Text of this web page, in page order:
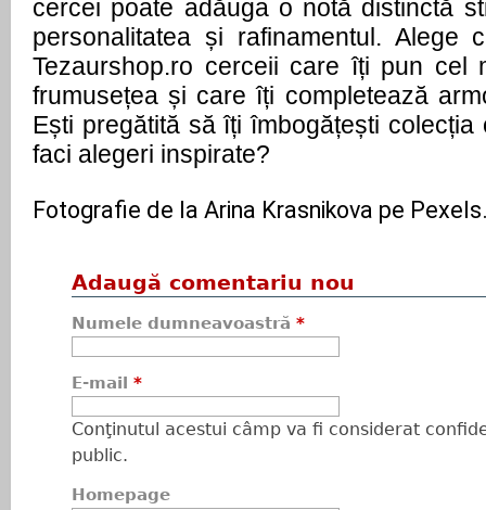
cercei poate adăuga o notă distinctă
personalitatea și rafinamentul. Alege
Tezaurshop.ro cerceii care îți pun cel
frumusețea și care îți completează
Ești pregătită să îți îmbogățești
faci alegeri inspirate?
Fotografie de la Arina Krasnikova pe
Adaugă comentariu nou
Numele dumneavoastră *
E-mail *
Conţinutul acestui câmp va fi considerat
public.
Homepage